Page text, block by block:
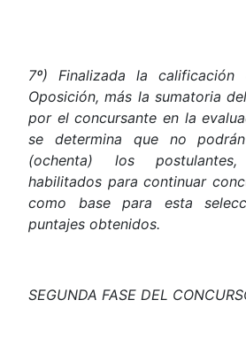
7º) Finalizada la
Oposición, más la sumatoria
por el concursante en la
se determina que no
(ochenta) los
habilitados para continuar
como base para esta
puntajes obtenidos.
SEGUNDA FASE DEL